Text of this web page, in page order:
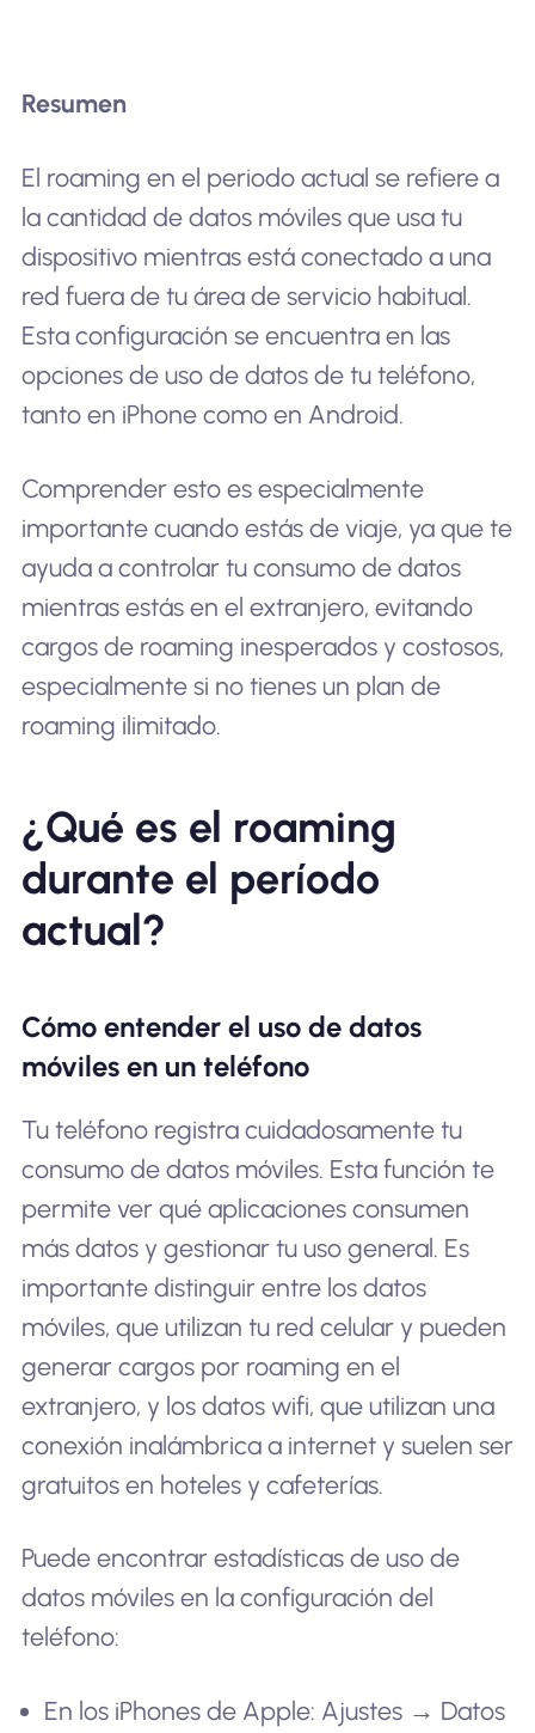
Resumen
El roaming en el periodo actual se refiere a
la cantidad de datos móviles que usa tu
dispositivo mientras está conectado a una
red fuera de tu área de servicio habitual.
Esta configuración se encuentra en las
opciones de uso de datos de tu teléfono,
tanto en iPhone como en Android.
Comprender esto es especialmente
importante cuando estás de viaje, ya que te
ayuda a controlar tu consumo de datos
mientras estás en el extranjero, evitando
cargos de roaming inesperados y costosos,
especialmente si no tienes un plan de
roaming ilimitado.
¿Qué es el roaming
durante el período
actual?
Cómo entender el uso de datos
móviles en un teléfono
Tu teléfono registra cuidadosamente tu
consumo de datos móviles. Esta función te
permite ver qué aplicaciones consumen
más datos y gestionar tu uso general. Es
importante distinguir entre los datos
móviles, que utilizan tu red celular y pueden
generar cargos por roaming en el
extranjero, y los datos wifi, que utilizan una
conexión inalámbrica a internet y suelen ser
gratuitos en hoteles y cafeterías.
Puede encontrar estadísticas de uso de
datos móviles en la configuración del
teléfono:
En los iPhones de Apple: Ajustes → Datos